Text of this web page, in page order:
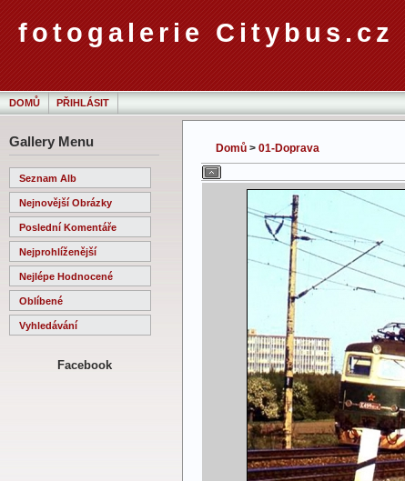
fotogalerie Citybus.cz
DOMŮ PŘIHLÁSIT
Gallery Menu
Seznam Alb
Nejnovější Obrázky
Poslední Komentáře
Nejprohlíženější
Nejlépe Hodnocené
Oblíbené
Vyhledávání
Facebook
Domů > 01-Doprava